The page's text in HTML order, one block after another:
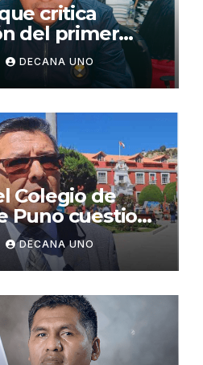
critica
del primer
de Keiko
DECANA UNO
Colegio de
Puno cuestiona
seguridad
DECANA UNO